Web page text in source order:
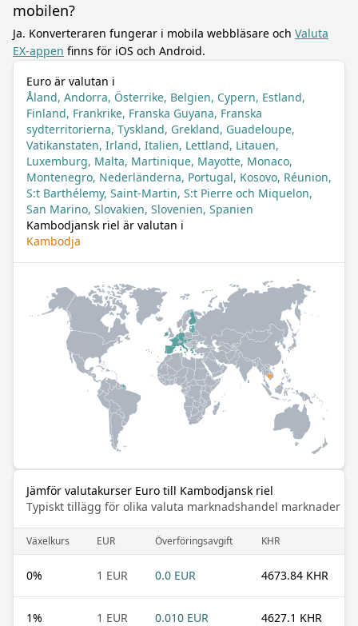
mobilen?
Ja. Konverteraren fungerar i mobila webbläsare och Valuta
EX-appen finns för iOS och Android.
Euro är valutan i
Åland, Andorra, Österrike, Belgien, Cypern, Estland,
Finland, Frankrike, Franska Guyana, Franska
sydterritorierna, Tyskland, Grekland, Guadeloupe,
Vatikanstaten, Irland, Italien, Lettland, Litauen,
Luxemburg, Malta, Martinique, Mayotte, Monaco,
Montenegro, Nederländerna, Portugal, Kosovo, Réunion,
S:t Barthélemy, Saint-Martin, S:t Pierre och Miquelon,
San Marino, Slovakien, Slovenien, Spanien
Kambodjansk riel är valutan i
Kambodja
Jämför valutakurser Euro till Kambodjansk riel
Typiskt tillägg för olika valuta marknadshandel marknader
Växelkurs EUR Överföringsavgift KHR
0% 1 EUR 0.0 EUR 4673.84 KHR
1% 1 EUR 0.010 EUR 4627.1 KHR